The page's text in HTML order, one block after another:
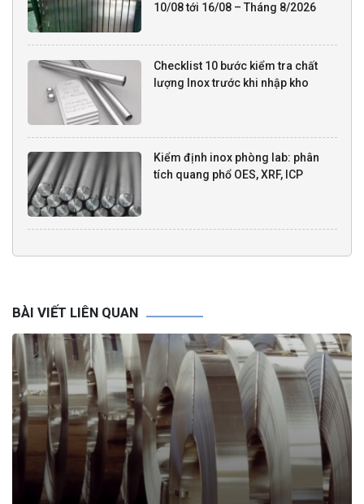
10/08 tới 16/08 – Tháng 8/2026
Checklist 10 bước kiểm tra chất
lượng Inox trước khi nhập kho
Kiểm định inox phòng lab: phân
tích quang phổ OES, XRF, ICP
BÀI VIẾT LIÊN QUAN